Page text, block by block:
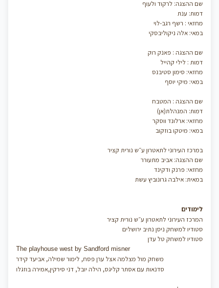
שם ההצגה: לרקוד ולעוף
דמות: ענת
מחזאי : רשף רגב-לוי
במאי: אלה ניקוליבסקי
שם ההצגה : פאנק רוק
דמות : לילי קהייל
מחזאי: סימון סטיבנס
במאי: מיקי יוסף
שם ההצגה : המטבח
דמות: המנהלת(אן)
מחזאי: ארלונד ווסקר
במאי: מיטקו בוזקוב
במרכז העירוני לתאטרון ע״ש נורית קציר
שם ההצגה: אביב מתעורר
מחזאי: פרנק ודקינד
במאית: אילבה גרונוביץ עשת
לימודים
המרכז העירוני לתאטרון ע״ש נורית קציר
סטודיו למשחק ניסן נתיב ירושלים
סטודיו למשחק טל עדן
The playhouse west by Sandford misner
משחק מול מצלמה אצל ערן פסח, לימור שמילה, אביעד קידר